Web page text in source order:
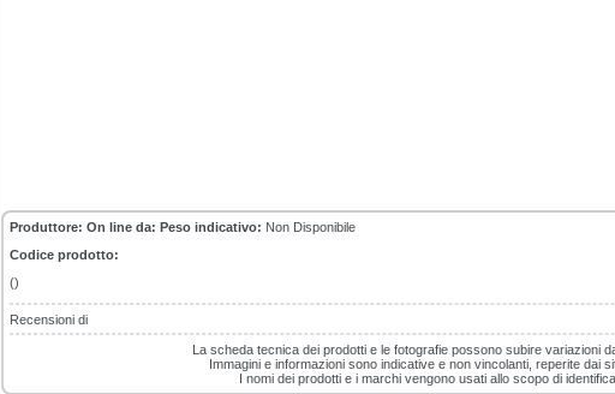
Produttore: On line da: Peso indicativo: Non Disponibile
Codice prodotto:
()
Recensioni di
La scheda tecnica dei prodotti e le fotografie possono subire variazioni
Immagini e informazioni sono indicative e non vincolanti, reperite dai
I nomi dei prodotti e i marchi vengono usati allo scopo di